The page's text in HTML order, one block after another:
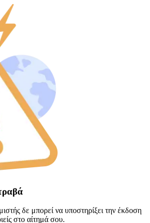
δε μπορεί να υποστηρίξει την έκδοση
στο αίτημά σου.